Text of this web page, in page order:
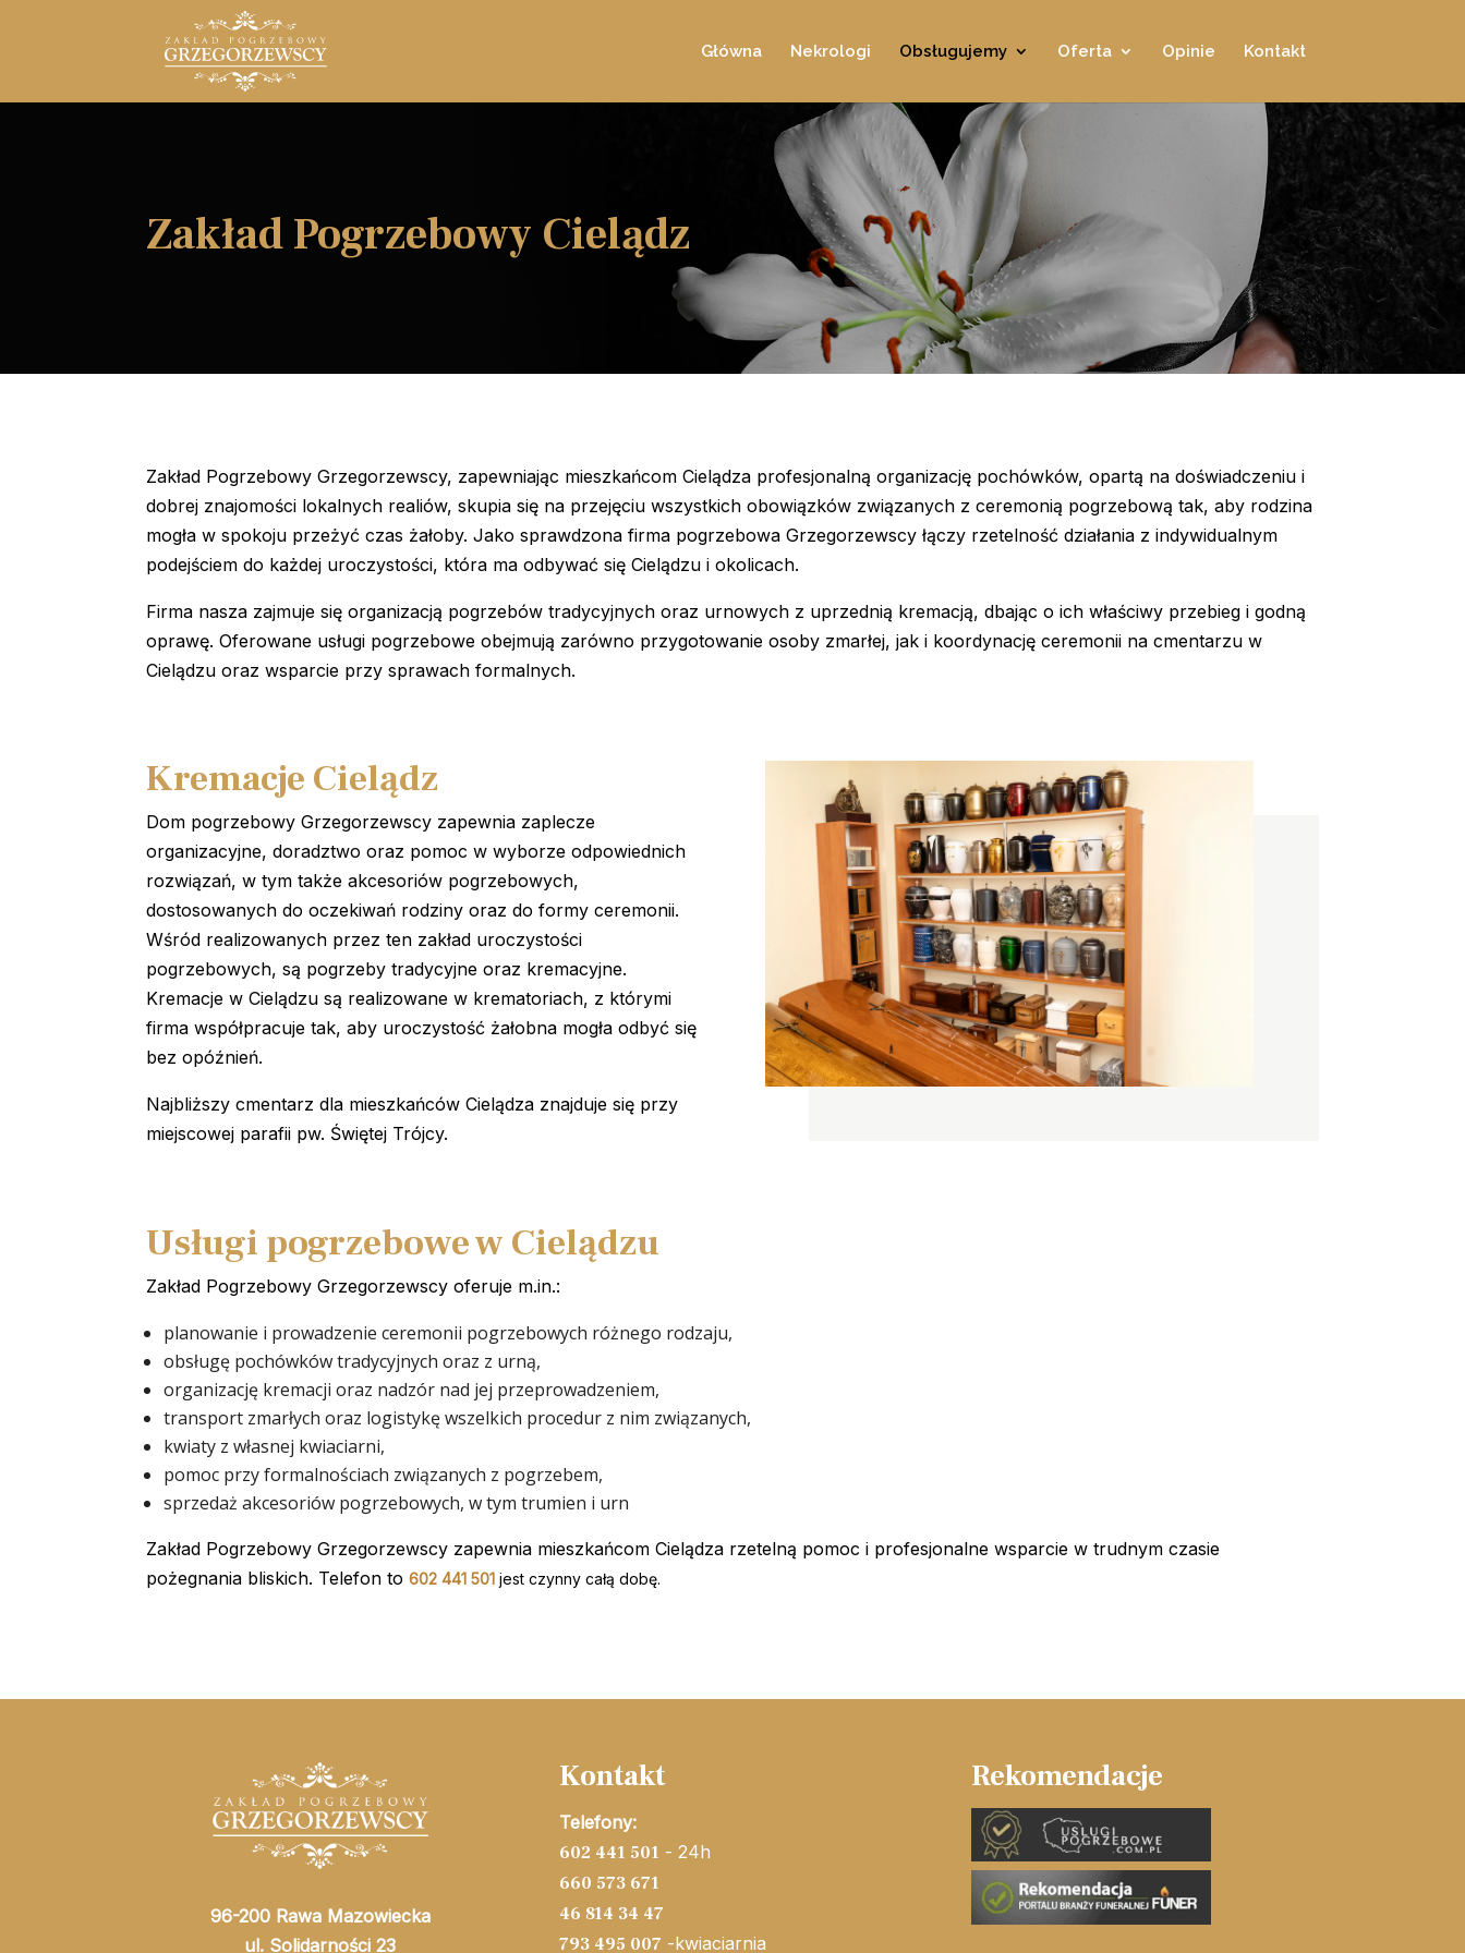
Główna Nekrologi Obsługujemy Oferta Opinie Kontakt
Zakład Pogrzebowy Cielądz
Zakład Pogrzebowy Grzegorzewscy, zapewniając mieszkańcom Cielądza profesjonalną organizację pochówków, opartą na doświadczeniu i
dobrej znajomości lokalnych realiów, skupia się na przejęciu wszystkich obowiązków związanych z ceremonią pogrzebową tak, aby rodzina
mogła w spokoju przeżyć czas żałoby. Jako sprawdzona firma pogrzebowa Grzegorzewscy łączy rzetelność działania z indywidualnym
podejściem do każdej uroczystości, która ma odbywać się Cielądzu i okolicach.
Firma nasza zajmuje się organizacją pogrzebów tradycyjnych oraz urnowych z uprzednią kremacją, dbając o ich właściwy przebieg i godną
oprawę. Oferowane usługi pogrzebowe obejmują zarówno przygotowanie osoby zmarłej, jak i koordynację ceremonii na cmentarzu w
Cielądzu oraz wsparcie przy sprawach formalnych.
Kremacje Cielądz
Dom pogrzebowy Grzegorzewscy zapewnia zaplecze
organizacyjne, doradztwo oraz pomoc w wyborze odpowiednich
rozwiązań, w tym także akcesoriów pogrzebowych,
dostosowanych do oczekiwań rodziny oraz do formy ceremonii.
Wśród realizowanych przez ten zakład uroczystości
pogrzebowych, są pogrzeby tradycyjne oraz kremacyjne.
Kremacje w Cielądzu są realizowane w krematoriach, z którymi
firma współpracuje tak, aby uroczystość żałobna mogła odbyć się
bez opóźnień.
Najbliższy cmentarz dla mieszkańców Cielądza znajduje się przy
miejscowej parafii pw. Świętej Trójcy.
Usługi pogrzebowe w Cielądzu
Zakład Pogrzebowy Grzegorzewscy oferuje m.in.:
planowanie i prowadzenie ceremonii pogrzebowych różnego rodzaju,
obsługę pochówków tradycyjnych oraz z urną,
organizację kremacji oraz nadzór nad jej przeprowadzeniem,
transport zmarłych oraz logistykę wszelkich procedur z nim związanych,
kwiaty z własnej kwiaciarni,
pomoc przy formalnościach związanych z pogrzebem,
sprzedaż akcesoriów pogrzebowych, w tym trumien i urn
Zakład Pogrzebowy Grzegorzewscy zapewnia mieszkańcom Cielądza rzetelną pomoc i profesjonalne wsparcie w trudnym czasie
pożegnania bliskich. Telefon to602 441 501jest czynny całą dobę.
96-200 Rawa Mazowiecka
ul. Solidarności 23
Kontakt
Telefony:
602 441 501 - 24h
660 573 671
46 814 34 47
793 495 007 -kwiaciarnia
Rekomendacje